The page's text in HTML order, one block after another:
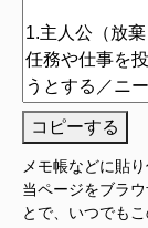
コピーする
メモ帳などに貼
当ページをブラ
とで、いつでも